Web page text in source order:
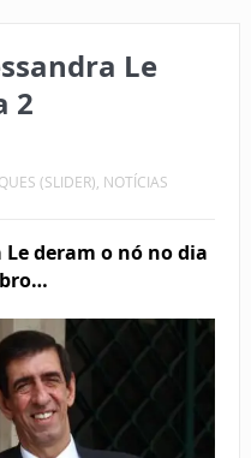
Le
2
(SLIDER) NOTÍCIAS
deram o nó no dia